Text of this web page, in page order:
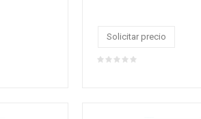
Solicitar precio